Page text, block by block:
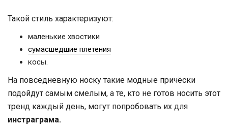
Такой стиль характеризуют:
маленькие хвостики
сумасшедшие плетения
косы.
На повседневную носку такие модные причёски
подойдут самым смелым, а те, кто не готов носить этот
тренд каждый день, могут попробовать их для
инстраграма.